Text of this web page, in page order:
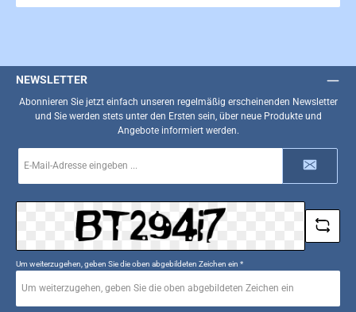
NEWSLETTER
Abonnieren Sie jetzt einfach unseren regelmäßig erscheinenden Newsletter
und Sie werden stets unter den Ersten sein, über neue Produkte und
Angebote informiert werden.
Mail-
*
Um weiterzugehen, geben Sie die oben abgebildeten Zeichen ein *